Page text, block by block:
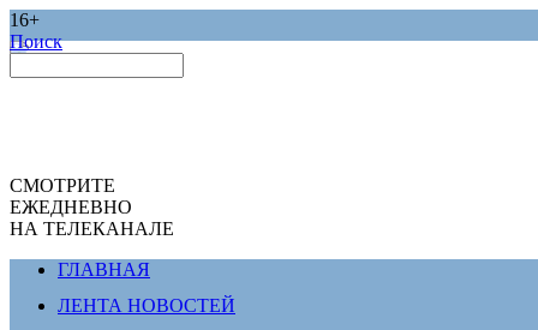
16+
Поиск
СМОТРИТЕ
ЕЖЕДНЕВНО
НА ТЕЛЕКАНАЛЕ
ГЛАВНАЯ
ЛЕНТА НОВОСТЕЙ